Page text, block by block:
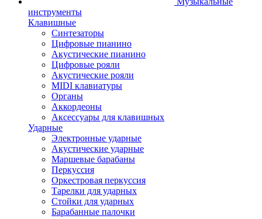
инструменты
Клавишные
Синтезаторы
Цифровые пианино
Акустические пианино
Цифровые рояли
Акустические рояли
MIDI клавиатуры
Органы
Аккордеоны
Аксессуары для клавишных
Ударные
Электронные ударные
Акустические ударные
Маршевые барабаны
Перкуссия
Оркестровая перкуссия
Тарелки для ударных
Стойки для ударных
Барабанные палочки